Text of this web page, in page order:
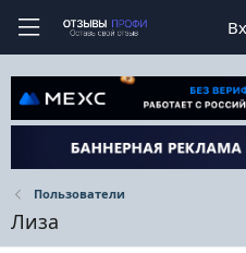
Пользователи
Лиза